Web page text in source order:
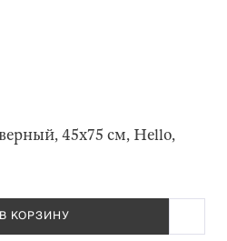
45х75 см, Hello,
В КОРЗИНУ